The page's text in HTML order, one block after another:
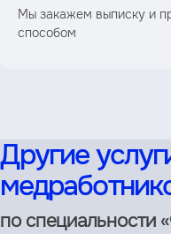
Мы закажем выписку и
способом
Другие
по специальности